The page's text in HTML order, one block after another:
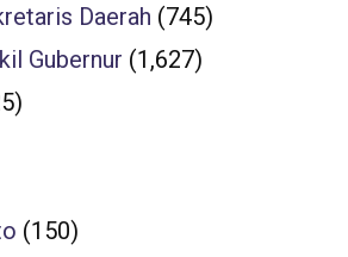
Daerah (745)
Gubernur (1,627)
(150)